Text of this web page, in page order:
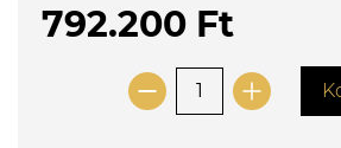
792.200 Ft